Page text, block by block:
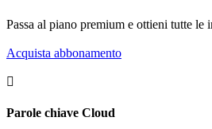
Passa al piano premium e ottieni tutte le
Acquista abbonamento
Parole chiave Cloud